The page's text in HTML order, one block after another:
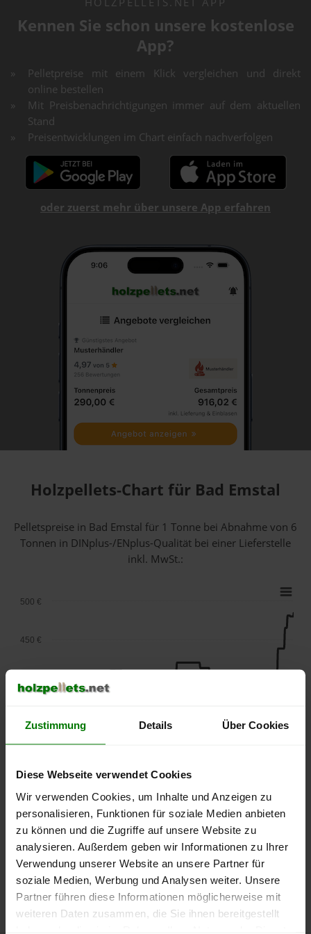
Zustimmung Details Über Cookies
Diese Webseite verwendet Cookies
Wir verwenden Cookies, um Inhalte und Anzeigen zu
personalisieren, Funktionen für soziale Medien anbieten
zu können und die Zugriffe auf unsere Website zu
analysieren. Außerdem geben wir Informationen zu Ihrer
Verwendung unserer Website an unsere Partner für
soziale Medien, Werbung und Analysen weiter. Unsere
Partner führen diese Informationen möglicherweise mit
weiteren Daten zusammen, die Sie ihnen bereitgestellt
Kennen Sie schon unsere kostenlose
App?
Pelletpreise mit einem Klick vergleichen und direkt
online bestellen
Mit Preisbenachrichtigungen immer auf dem aktuellen
Stand
Preisentwicklungen im Chart einfach nachverfolgen
oder zuerst mehr über unsere App erfahren
Holzpellets-Chart für Bad Emstal
Pelletspreise in Bad Emstal für 1 Tonne bei Abnahmevon 6
Tonnen in DINplus-/ENplus-Qualität bei einer Lieferstelle
inkl. MwSt.:
lose Ware Sackware
September
2025
Januar
2026
Mai
2026
250 €
450 €
500 €
Die aktuelle Preisentwicklung für Holzpellets in Deutschland
können Sie jederzeit auf unsererPelletspreise-Seite
nachvollziehen.